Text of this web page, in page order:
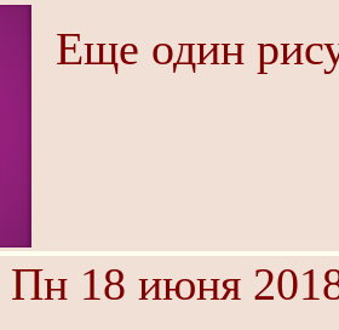
Еще один
Пн 18 июня